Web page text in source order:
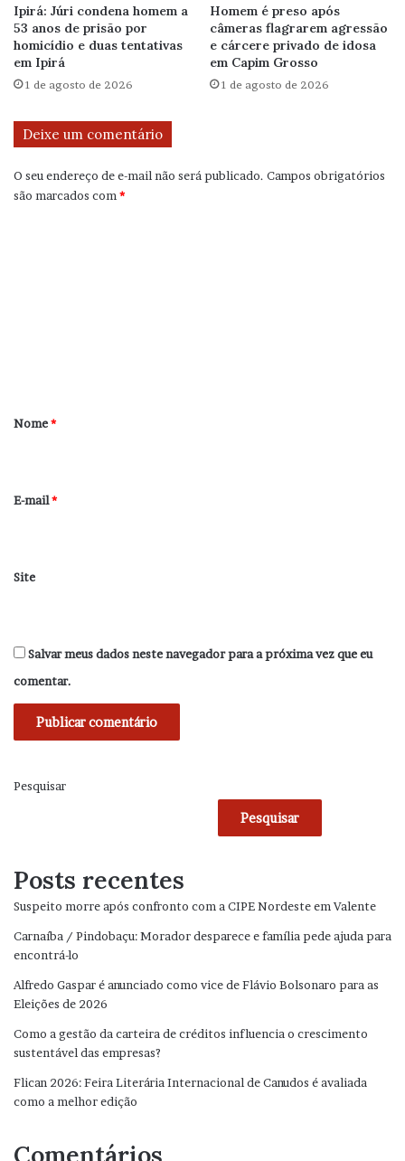
Ipirá: Júri condena homem a
53 anos de prisão por
homicídio e duas tentativas
em Ipirá
1 de agosto de 2026
Homem é preso após
câmeras flagrarem agressão
e cárcere privado de idosa
em Capim Grosso
1 de agosto de 2026
Deixe um comentário
O seu endereço de e-mail não será publicado. Campos obrigatórios
são marcados com*
r
*
Nome*
E-mail*
Site
Salvar meus dados neste navegador para a próxima vez que eu
comentar.
Pesquisar
Pesquisar
Posts recentes
Suspeito morre após confronto com a CIPE Nordeste em Valente
Carnaíba / Pindobaçu: Morador desparece e família pede ajuda para
encontrá-lo
Alfredo Gaspar é anunciado como vice de Flávio Bolsonaro para as
Eleições de 2026
Como a gestão da carteira de créditos influencia o crescimento
sustentável das empresas?
Flican 2026: Feira Literária Internacional de Canudos é avaliada
como a melhor edição